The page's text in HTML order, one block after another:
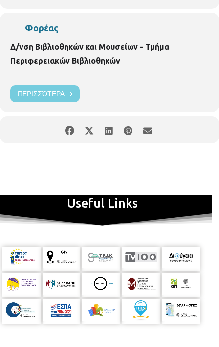
Φορέας
Δ/νση Βιβλιοθηκών και Μουσείων - Τμήμα
Περιφερειακών Βιβλιοθηκών
ΠΕΡΙΣΣΌΤΕΡΑ
Useful Links